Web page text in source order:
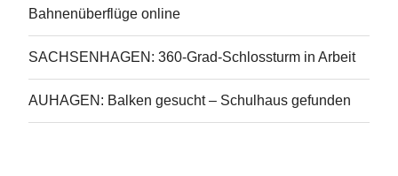
Bahnenüberflüge online
SACHSENHAGEN: 360-Grad-Schlossturm in Arbeit
AUHAGEN: Balken gesucht – Schulhaus gefunden